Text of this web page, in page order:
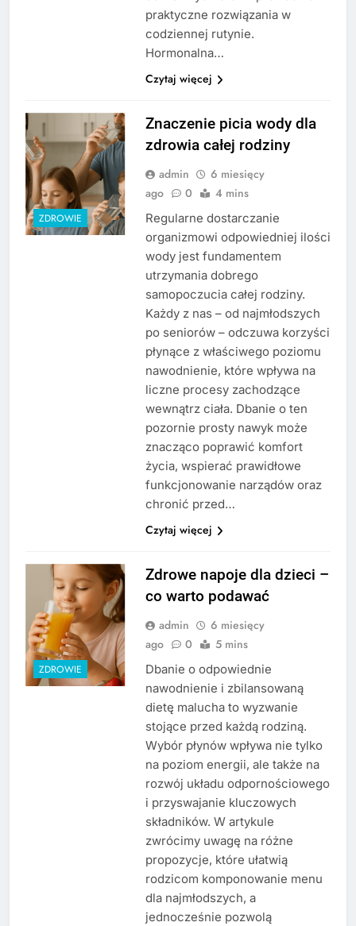
praktyczne rozwiązania w
codziennej rutynie.
Hormonalna…
Czytaj więcej
ZDROWIE
Znaczenie picia wody dla
zdrowia całej rodziny
admin
6 miesięcy
ago
0 4 mins
Regularne dostarczanie
organizmowi odpowiedniej ilości
wody jest fundamentem
utrzymania dobrego
samopoczucia całej rodziny.
Każdy z nas – od najmłodszych
po seniorów – odczuwa korzyści
płynące z właściwego poziomu
nawodnienie, które wpływa na
liczne procesy zachodzące
wewnątrz ciała. Dbanie o ten
pozornie prosty nawyk może
znacząco poprawić komfort
życia, wspierać prawidłowe
funkcjonowanie narządów oraz
chronić przed…
Czytaj więcej
ZDROWIE
Zdrowe napoje dla dzieci –
co warto podawać
admin
6 miesięcy
ago
0 5 mins
Dbanie o odpowiednie
nawodnienie i zbilansowaną
dietę malucha to wyzwanie
stojące przed każdą rodziną.
Wybór płynów wpływa nie tylko
na poziom energii, ale także na
rozwój układu odpornościowego
i przyswajanie kluczowych
składników. W artykule
zwrócimy uwagę na różne
propozycje, które ułatwią
rodzicom komponowanie menu
dla najmłodszych, a
jednocześnie pozwolą